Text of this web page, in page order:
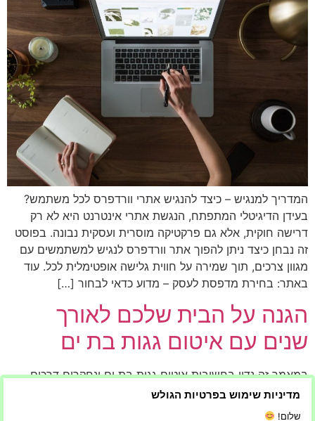
המדריך למנגיש – כיצד להנגיש אתרי וורדפרס לכל משתמש?
בעידן הדיגיטלי המתפתח, הנגשת אתרי אינטרנט היא לא רק
דרישה חוקית, אלא גם פרקטיקה מוסרית ועסקית נבונה. בפוסט
זה נבחן כיצד ניתן להפוך אתר וורדפרס לנגיש למשתמשים עם
מגוון צרכים, תוך שמירה על חווית גלישה אופטימלית לכל. עוד
באתר: בחירת מדפסת לעסק – מדוע כדאי לבחור […]
הגנה על הבית שלכם לאורך
שנים עם איטום גגות בת ים
במאמר זה נדון בחשיבות איטום גגות בת ים ונחקרים דרכים
שונות להבטיח את הגנת הבית לאורך זמן מפני פגעי מזג האוויר
והזמן. מה הסיכון בלא לאטום את הגג? כאשר הגג שלכם אינו
מדיניות שימוש בפרטיות הגולש
שלום!